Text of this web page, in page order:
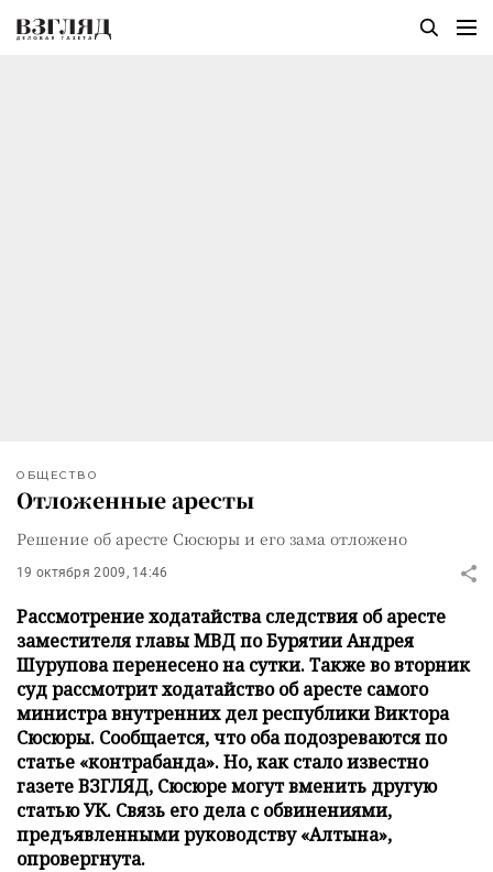
ОБЩЕСТВО
Отложенные аресты
Решение об аресте Сюсюры и его зама отложено
19 октября 2009, 14:46
Рассмотрение ходатайства следствия об аресте
заместителя главы МВД по Бурятии Андрея
Шурупова перенесено на сутки. Также во вторник
суд рассмотрит ходатайство об аресте самого
министра внутренних дел республики Виктора
Сюсюры. Сообщается, что оба подозреваются по
статье «контрабанда». Но, как стало известно
газете ВЗГЛЯД, Сюсюре могут вменить другую
статью УК. Связь его дела с обвинениями,
предъявленными руководству «Алтына»,
опровергнута.